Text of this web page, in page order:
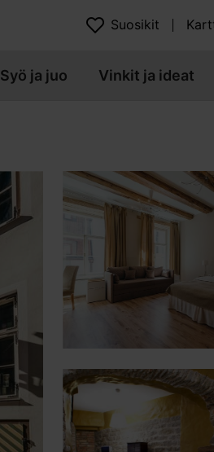
Suosikit
Syö ja juo Vinkit ja ideat